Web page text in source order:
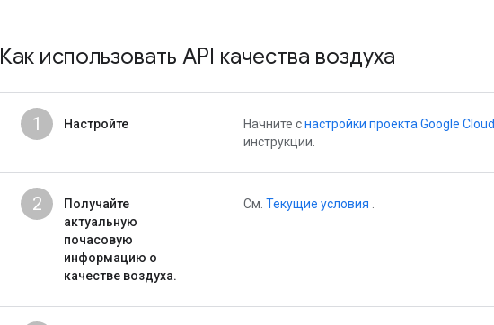
Как использовать API качества воздуха
1 Настройте Начните снастройки проекта Google Cloud
инструкции.
2
Получайте
актуальную
почасовую
информацию о
качестве воздуха.
См. Текущие условия